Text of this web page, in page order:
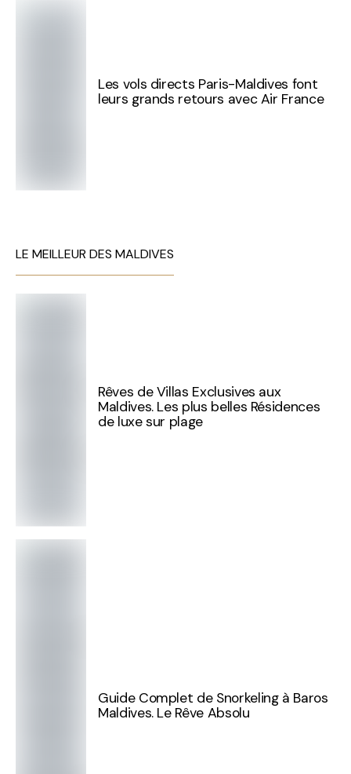
Les vols directs Paris-Maldives font
leurs grands retours avec Air France
LE MEILLEUR DES MALDIVES
Rêves de Villas Exclusives aux
Maldives. Les plus belles Résidences
de luxe sur plage
Guide Complet de Snorkeling à Baros
Maldives. Le Rêve Absolu